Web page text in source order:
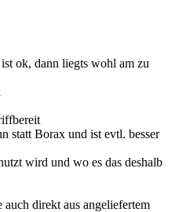
ok, dann liegts wohl am zu
statt Borax und ist evtl. besser
wird und wo es das deshalb
auch direkt aus angeliefertem